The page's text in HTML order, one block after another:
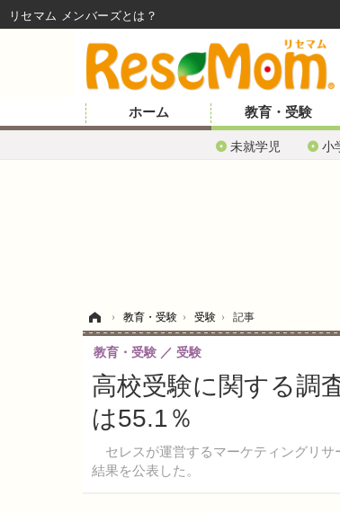
ホーム 教育・受験
未就学児 小
› 教育・受験 › 受験 › 記事
高校受験に関する調
は55.1％
セレスが運営するマーケティングリサ
結果を公表した。
教育・受験 受験
リセマム メンバーズ